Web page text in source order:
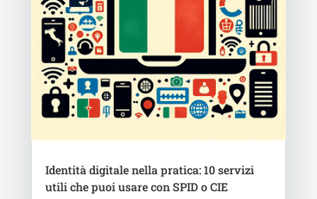
Identità digitale nella pratica: 10 servizi
utili che puoi usare con SPID o CIE